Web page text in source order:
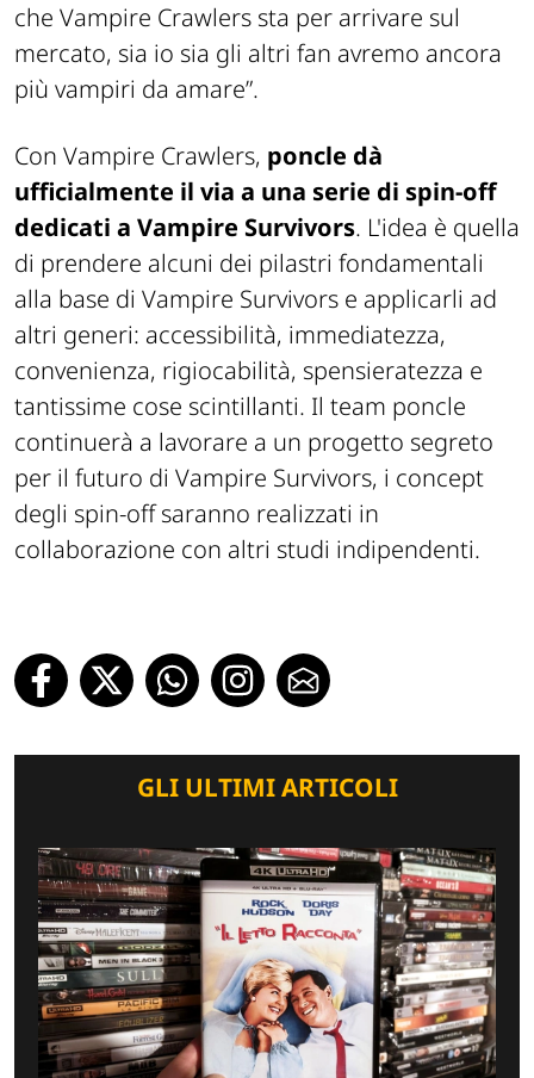
che Vampire Crawlers sta per arrivare sul
mercato, sia io sia gli altri fan avremo ancora
più vampiri da amare”.
Con Vampire Crawlers, poncle dà
ufficialmente il via a una serie di spin-off
dedicati a Vampire Survivors. L'idea è quella
di prendere alcuni dei pilastri fondamentali
alla base di Vampire Survivors e applicarli ad
altri generi: accessibilità, immediatezza,
convenienza, rigiocabilità, spensieratezza e
tantissime cose scintillanti. Il team poncle
continuerà a lavorare a un progetto segreto
per il futuro di Vampire Survivors, i concept
degli spin-off saranno realizzati in
collaborazione con altri studi indipendenti.
GLI ULTIMI ARTICOLI